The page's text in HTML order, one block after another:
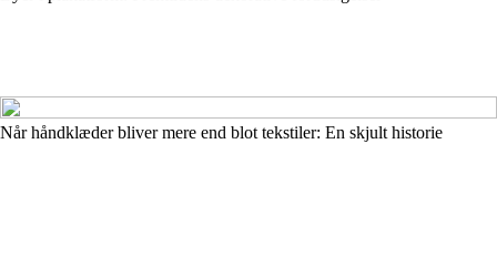
Når håndklæder bliver mere end blot tekstiler: En skjult historie